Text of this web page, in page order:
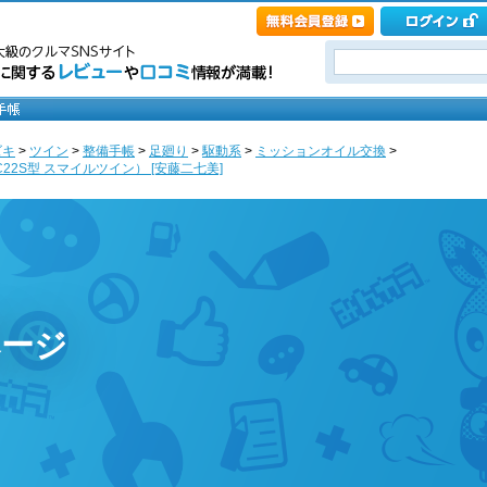
> ツイン > 整備手帳 > 足廻り >駆動系 > ミッションオイル交換 >
型 スマイルツイン） [安藤二七美]
ジ